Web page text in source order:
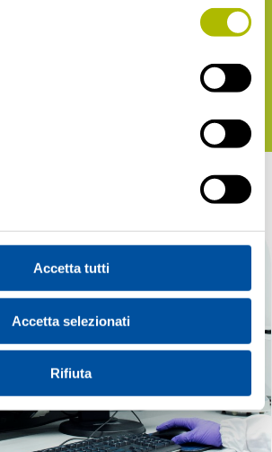
Accetta tutti
Accetta selezionati
Rifiuta
ha ottimizzato pannelli di
flusso per analizzare le diverse
i cambiamenti
e